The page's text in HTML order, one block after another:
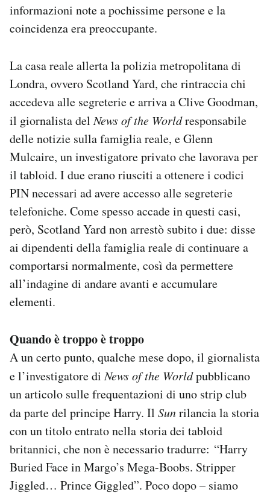
informazioni note a pochissime persone e la
coincidenza era preoccupante.
La casa reale allerta la polizia metropolitana di
Londra, ovvero Scotland Yard, che rintraccia chi
accedeva alle segreterie e arriva a Clive Goodman,
il giornalista delNews of the Worldresponsabile
delle notizie sulla famiglia reale, e Glenn
Mulcaire, un investigatore privato che lavorava per
il tabloid. I due erano riusciti a ottenere i codici
PIN necessari ad avere accesso alle segreterie
telefoniche. Come spesso accade in questi casi,
però, Scotland Yard non arrestò subito i due: disse
ai dipendenti della famiglia reale di continuare a
comportarsi normalmente, così da permettere
all’indagine di andare avanti e accumulare
elementi.
Quando è troppo è troppo
A un certo punto, qualche mese dopo, il giornalista
e l’investigatore diNews of the Worldpubblicano
un articolo sulle frequentazioni di uno strip club
da parte del principe Harry. Il Sunrilancia la storia
con un titolo entrato nella storia dei tabloid
britannici, che non è necessario tradurre: “Harry
Buried Face in Margo’s Mega-Boobs. Stripper
Jiggled… Prince Giggled”. Poco dopo – siamo